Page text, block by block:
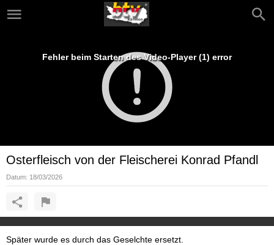
Fehler beim Starten des Video-Player (1) error
Osterfleisch von der Fleischerei Konrad Pfandl
Datum: 18/03/2026
Später wurde es durch das Geselchte ersetzt.